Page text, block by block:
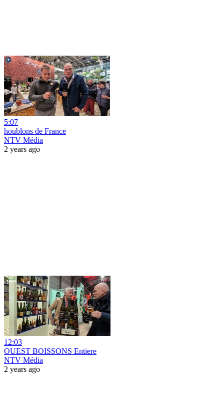
5:07
houblons de France
NTV Média
2 years ago
12:03
OUEST BOISSONS Entiere
NTV Média
2 years ago